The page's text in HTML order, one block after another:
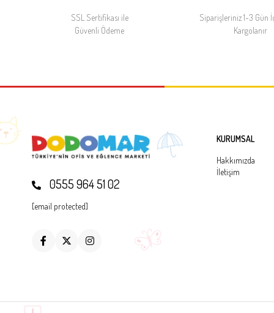
SSL Sertifikası ile
Güvenli Ödeme
Siparişleriniz 1-3 Gün
Kargolanır
0555 964 51 02
[email protected]
KURUMSAL
Hakkımızda
İletişim